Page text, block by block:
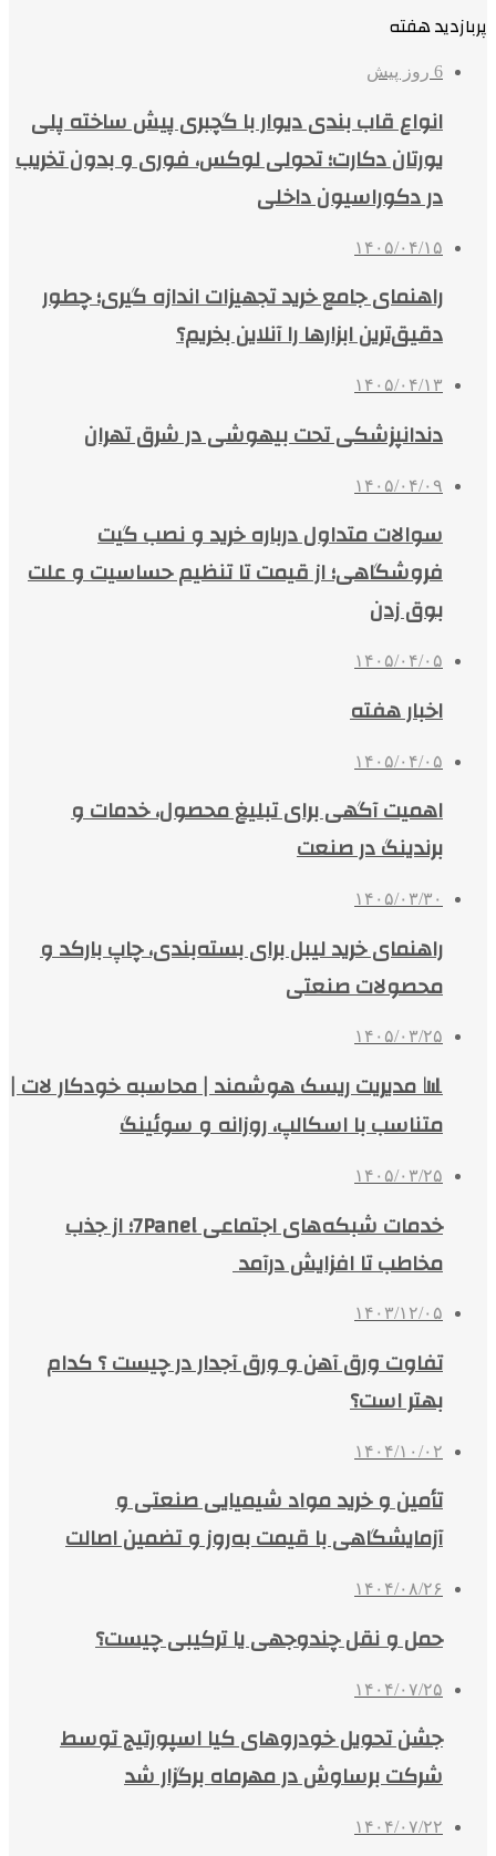
پربازدید هفته
6 روز پیش
انواع قاب بندی دیوار با گچبری پیش ساخته پلی
یورتان دکارت؛ تحولی لوکس، فوری و بدون تخریب
در دکوراسیون داخلی
۱۴۰۵/۰۴/۱۵
راهنمای جامع خرید تجهیزات اندازه گیری؛ چطور
دقیق‌ترین ابزارها را آنلاین بخریم؟
۱۴۰۵/۰۴/۱۳
دندانپزشکی تحت بیهوشی در شرق تهران
۱۴۰۵/۰۴/۰۹
سوالات متداول درباره خرید و نصب گیت
فروشگاهی؛ از قیمت تا تنظیم حساسیت و علت
بوق زدن
۱۴۰۵/۰۴/۰۵
اخبار هفته
۱۴۰۵/۰۴/۰۵
اهمیت آگهی برای تبلیغ محصول، خدمات و
برندینگ در صنعت
۱۴۰۵/۰۳/۳۰
راهنمای خرید لیبل برای بسته‌بندی، چاپ بارکد و
محصولات صنعتی
۱۴۰۵/۰۳/۲۵
📊 مدیریت ریسک هوشمند | محاسبه خودکار لات |
متناسب با اسکالپ، روزانه و سوئینگ
۱۴۰۵/۰۳/۲۵
خدمات شبکه‌های اجتماعی 7Panel؛ از جذب
مخاطب تا افزایش درآمد
۱۴۰۳/۱۲/۰۵
تفاوت ورق آهن و ورق آجدار در چیست ؟ کدام
بهتر است؟
۱۴۰۴/۱۰/۰۲
تأمین و خرید مواد شیمیایی صنعتی و
آزمایشگاهی با قیمت به‌روز و تضمین اصالت
۱۴۰۴/۰۸/۲۶
حمل و نقل چندوجهی یا ترکیبی چیست؟
۱۴۰۴/۰۷/۲۵
جشن تحویل خودروهای کیا اسپورتیج توسط
شرکت برساوش در مهرماه برگزار شد
۱۴۰۴/۰۷/۲۲